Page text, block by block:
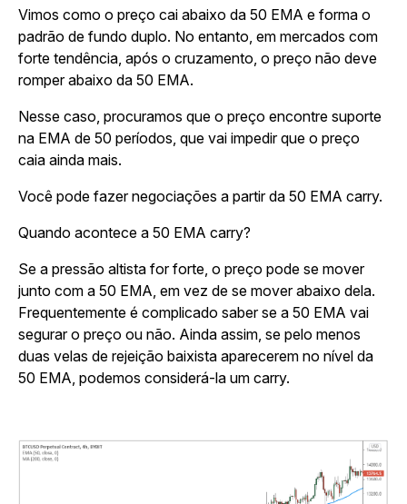
Vimos como o preço cai abaixo da 50 EMA e forma o
padrão de fundo duplo. No entanto, em mercados com
forte tendência, após o cruzamento, o preço não deve
romper abaixo da 50 EMA.
Nesse caso, procuramos que o preço encontre suporte
na EMA de 50 períodos, que vai impedir que o preço
caia ainda mais.
Você pode fazer negociações a partir da 50 EMA carry.
Quando acontece a 50 EMA carry?
Se a pressão altista for forte, o preço pode se mover
junto com a 50 EMA, em vez de se mover abaixo dela.
Frequentemente é complicado saber se a 50 EMA vai
segurar o preço ou não. Ainda assim, se pelo menos
duas velas de rejeição baixista aparecerem no nível da
50 EMA, podemos considerá-la um carry.